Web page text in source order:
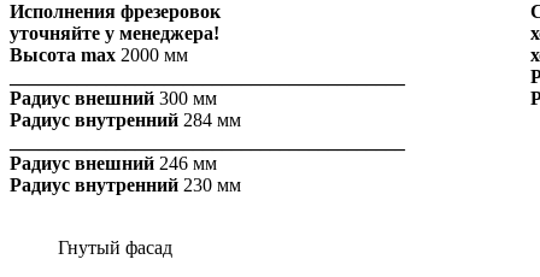
Исполнения фрезеровок
уточняйте у менеджера!
Высота max 2000 мм
Радиус внешний 300 мм
Радиус внутренний 284 мм
Радиус внешний 246 мм
Радиус внутренний 230 мм
Гнутый фасад